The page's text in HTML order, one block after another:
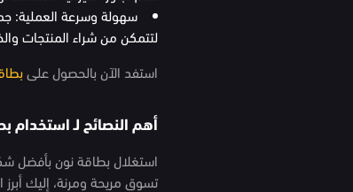
سهولة وسرعة العملية:
لتتمكن من شراء المنتجات
استفد الآن بالحصول على
أهم النصائح لـ
استغلال بطاقة نون بأفضل
تسوق مريحة ومرنة، إليك أبرز